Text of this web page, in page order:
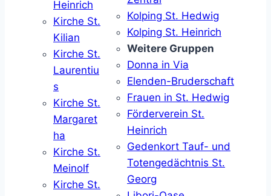
Heinrich
Kirche St.
Kilian
Kirche St.
Laurentiu
s
Kirche St.
Margaret
ha
Kirche St.
Meinolf
Kirche St.
Kolping St. Hedwig
Kolping St. Heinrich
Weitere Gruppen
Donna in Via
Elenden-Bruderschaft
Frauen in St. Hedwig
Förderverein St.
Heinrich
Gedenkort Tauf- und
Totengedächtnis St.
Georg